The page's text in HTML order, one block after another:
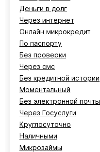
Деньги в долг
Через интернет
Онлайн микрокредит
По паспорту
Без проверки
Через смс
Без кредитной истории
Моментальный
Без электронной почты
Через Госуслуги
Круглосуточно
Наличными
Микрозаймы